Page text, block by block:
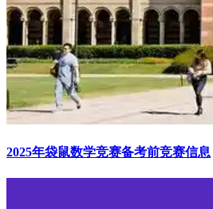
2025年袋鼠数学竞赛备考前竞赛信息